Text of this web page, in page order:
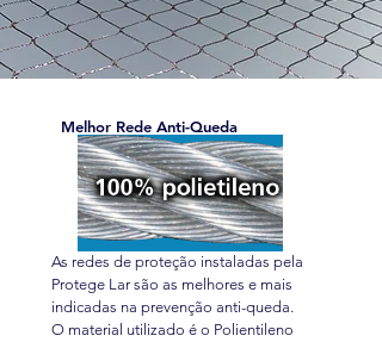
Melhor Rede Anti-Queda
As redes de proteção instaladas pela
Protege Lar são as melhores e mais
indicadas na prevenção anti-queda.
O material utilizado é o Polientileno